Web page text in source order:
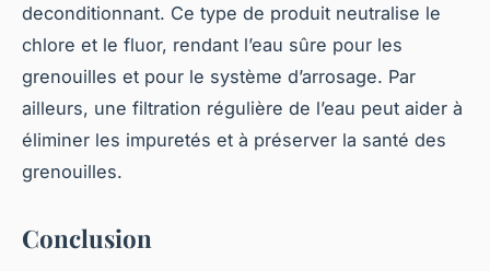
deconditionnant. Ce type de produit neutralise le
chlore et le fluor, rendant l’eau sûre pour les
grenouilles et pour le système d’arrosage. Par
ailleurs, une filtration régulière de l’eau peut aider à
éliminer les impuretés et à préserver la santé des
grenouilles.
Conclusion